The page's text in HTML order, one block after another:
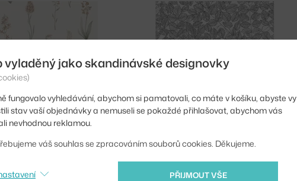
BORASTAPETER
vyladěný jako skandinávské designovky
fungovalo vyhledávání, abychom si pamatovali, co máte v košíku, abyste vy
stav vaší objednávky a nemuseli se pokaždé přihlašovat, abychom vás
nevhodnou reklamou.
váš souhlas se zpracováním souborů cookies. Děkujeme.
PŘIJMOUT VŠE